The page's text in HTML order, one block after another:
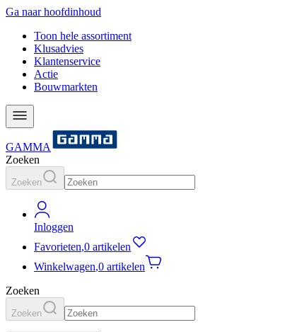
Ga naar hoofdinhoud
Toon hele assortiment
Klusadvies
Klantenservice
Actie
Bouwmarkten
GAMMA
Zoeken
Zoeken
Inloggen
Favorieten,0 artikelen
Winkelwagen,0 artikelen
Zoeken
Zoeken